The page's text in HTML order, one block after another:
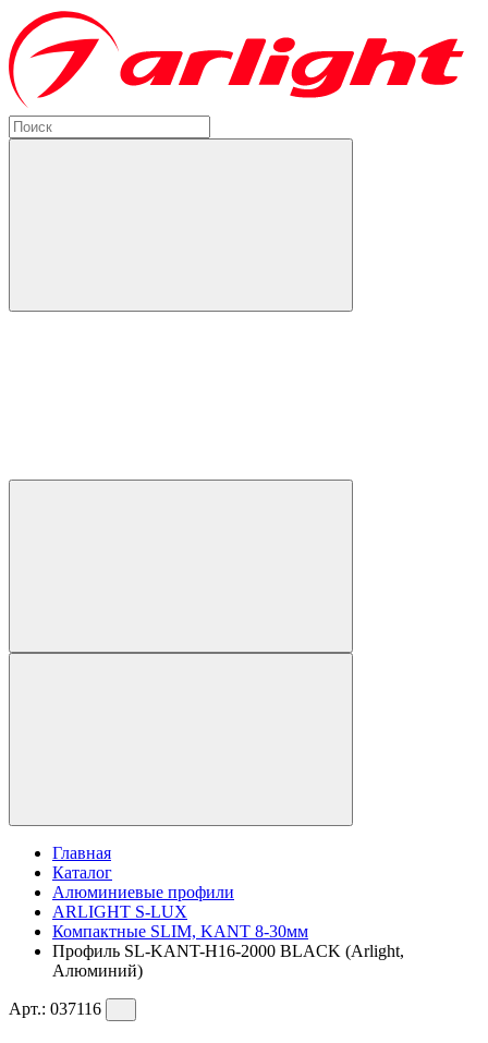
Главная
Каталог
Алюминиевые профили
ARLIGHT S-LUX
Компактные SLIM, KANT 8-30мм
Профиль SL-KANT-H16-2000 BLACK (Arlight,
Алюминий)
Арт.: 037116